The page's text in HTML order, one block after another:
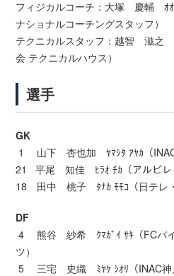
フィジカルコーチ：大塚 慶輔 ｵｵ
ナショナルコーチングスタッフ）
テクニカルスタッフ：越智 滋之
会 テクニカルハウス）
選手
GK
1 山下 杏也加 ﾔﾏｼﾀ ｱﾔｶ（INAC
21 平尾 知佳 ﾋﾗｵ ﾁｶ（アルビレ
18 田中 桃子 ﾀﾅｶ ﾓﾓｺ（日テレ・
DF
4 熊谷 紗希 ｸﾏｶﾞｲ ｻｷ（FCバイ
ツ）
5 三宅 史織 ﾐﾔｹ ｼｵﾘ（INAC神